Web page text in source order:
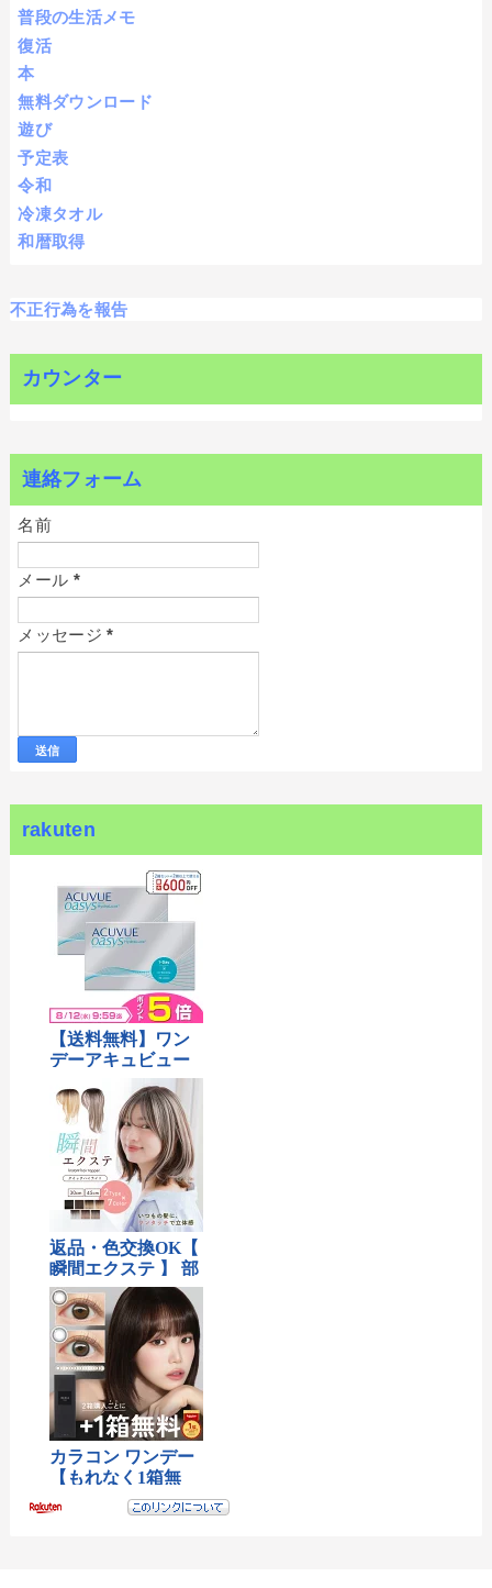
普段の生活メモ
復活
本
無料ダウンロード
遊び
予定表
令和
冷凍タオル
和暦取得
不正行為を報告
カウンター
連絡フォーム
名前
メール *
メッセージ*
rakuten